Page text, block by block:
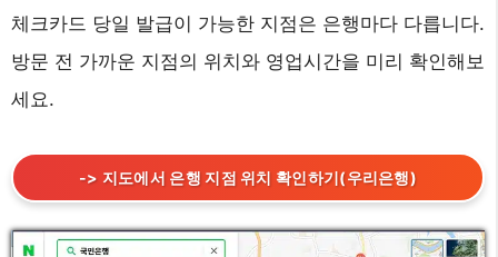
체크카드 당일 발급이 가능한 지점은 은행마다 다릅니다.
방문 전 가까운 지점의 위치와 영업시간을 미리 확인해보
세요.
-> 지도에서 은행 지점 위치 확인하기(우리은행)